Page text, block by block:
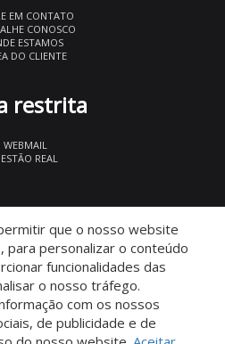
EM CONTATO
CONOSCO
ESTAMOS
DO CLIENTE
restrita
WEBMAIL
REAL
que o nosso website
para personalizar o conteúdo
funcionalidades das
o nosso tráfego.
com os nossos
de publicidade e de